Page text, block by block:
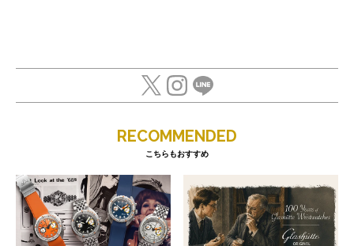
RECOMMENDED
こちらもおすすめ